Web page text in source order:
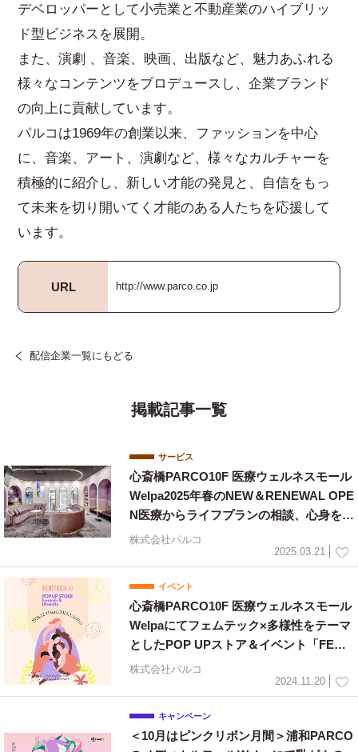
デベロッパーとして小売業と不動産業のハイブリッ
ド型ビジネスを展開。
また、演劇 、音楽、映画、出版など、魅力あふれる
様々なコンテンツをプロデュースし、企業ブランド
の向上に貢献しています。
パルコは1969年の創業以来、ファッションを中心
に、音楽、アート、演劇など、様々なカルチャーを
積極的に紹介し、新しい才能の発見と、自信をもっ
て未来を切り開いてく才能のある人たちを応援して
います。
URL http://www.parco.co.jp
配信企業一覧にもどる
掲載記事一覧
サービス
心斎橋PARCO10F 医療ウェルネスモール
Welpa2025年春のNEW＆RENEWAL OPE
N医療からライフプランの相談、心身を整
えるためのヨガウェアやセミナーまで充
株式会社パルコ
2025.03.21
イベント
心斎橋PARCO10F 医療ウェルネスモール
Welpaにてフェムテック×多様性をテーマ
としたPOP UPストア＆イベント「FEMT
ECH＆」開催！
株式会社パルコ
2024.11.20
キャンペーン
＜10月はピンクリボン月間＞浦和PARCO